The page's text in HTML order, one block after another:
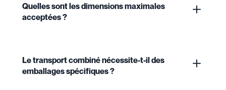
Quelles sont les dimensions maximales
acceptées ?
Le transport combiné nécessite-t-il des
emballages spécifiques ?